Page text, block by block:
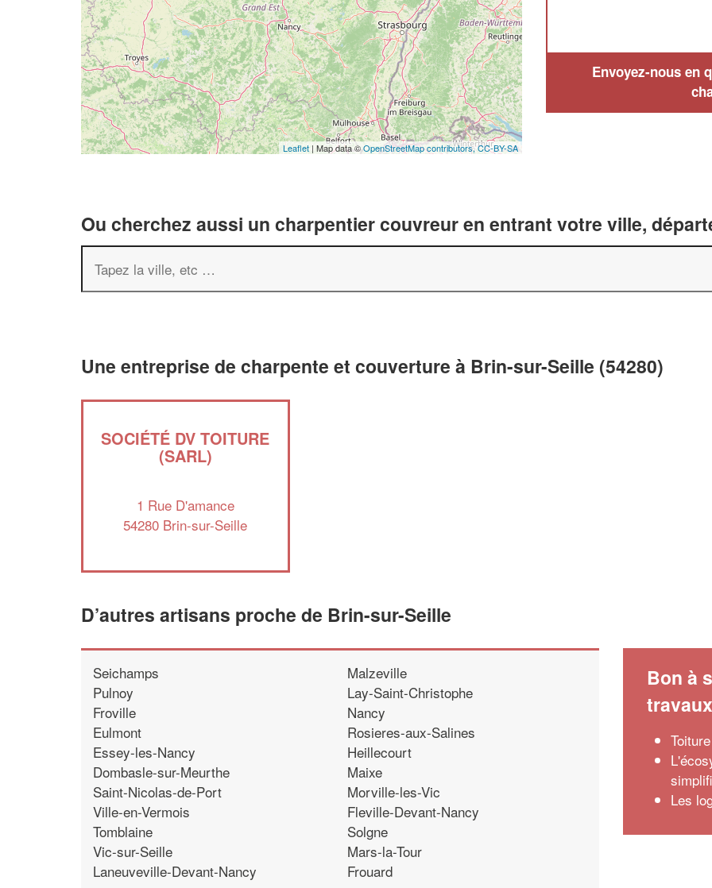
Leaflet | Map data ©OpenStreetMap contributors,CC-BY-SA
Envoyez-nous en
Ou cherchez aussi un charpentier couvreur en entrant votre ville,
Une entreprise de charpente et couverture à Brin-sur-Seille (54280)
SOCIÉTÉ DV TOITURE
(SARL)
1 Rue D'amance
54280 Brin-sur-Seille
D’autres artisans proche de Brin-sur-Seille
Seichamps
Pulnoy
Froville
Eulmont
Essey-les-Nancy
Dombasle-sur-Meurthe
Saint-Nicolas-de-Port
Ville-en-Vermois
Tomblaine
Vic-sur-Seille
Laneuveville-Devant-Nancy
Malzeville
Lay-Saint-Christophe
Nancy
Rosieres-aux-Salines
Heillecourt
Maixe
Morville-les-Vic
Fleville-Devant-Nancy
Solgne
Mars-la-Tour
Frouard
Bon à
travaux
Les